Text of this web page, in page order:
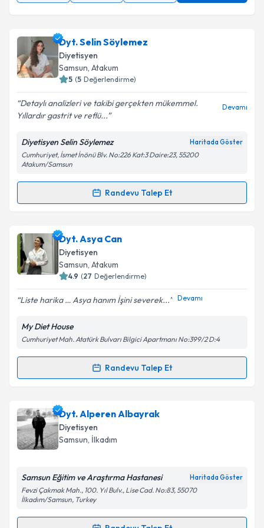
Dyt. Selin Söylemez
Diyetisyen
Samsun, Atakum
5 (5 Değerlendirme)
Detaylı analizleri ve takibi gerçekten mükemmel.
Yıllardır gastrit ve reflü...
Devamı
Diyetisyen Selin Söylemez Haritada Göster
Cumhuriyet, İsmet İnönü Blv. No:226 Kat:3 Daire:23, 55200
Atakum/Samsun
Randevu Talep Et
Randevu Takvimi Talebi
Dyt. Selin Söylemeziçin randevu takvimi talebi
oluşturun. Size bu uzmandan randevu almanız için bir
takvim hazırlandığında e-posta ile bilgilendireceğiz.
Kişisel verilerimin işlenmesine ilişkinAydınlatma
Metni'ni okudum ve kişisel verilerimin belirtilen
kapsamda işlenmesini kabul ediyorum.
Dyt. Asya Can
Diyetisyen
Samsun, Atakum
4.9 (27 Değerlendirme)
Liste harika … Asya hanım İşini severek... Devamı
My Diet House
Cumhuriyet Mah. Atatürk Bulvarı Bilgici Apartmanı No:399/2 D:4
Randevu Talep Et
Randevu Takvimi Talebi
Dyt. Asya Caniçin randevu takvimi talebi oluşturun.
Size bu uzmandan randevu almanız için bir takvim
hazırlandığında e-posta ile bilgilendireceğiz.
Kişisel verilerimin işlenmesine ilişkinAydınlatma
Dyt. Alperen Albayrak
Diyetisyen
Samsun, İlkadım
Samsun Eğitim ve Araştırma Hastanesi Haritada Göster
Fevzi Çakmak Mah., 100. Yıl Bulv., Lise Cad. No:83, 55070
İlkadım/Samsun, Turkey